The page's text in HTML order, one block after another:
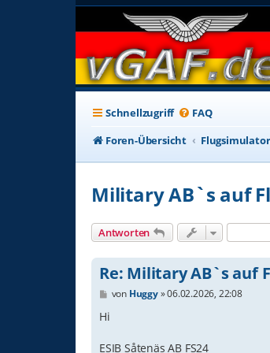
Schnellzugriff FAQ
Foren-Übersicht
Military AB`s auf
Antworten
Re: Military AB`s auf
B
i
a
von Huggy»06.02.2026, 22:08
Hi
ESIB Såtenäs AB FS24